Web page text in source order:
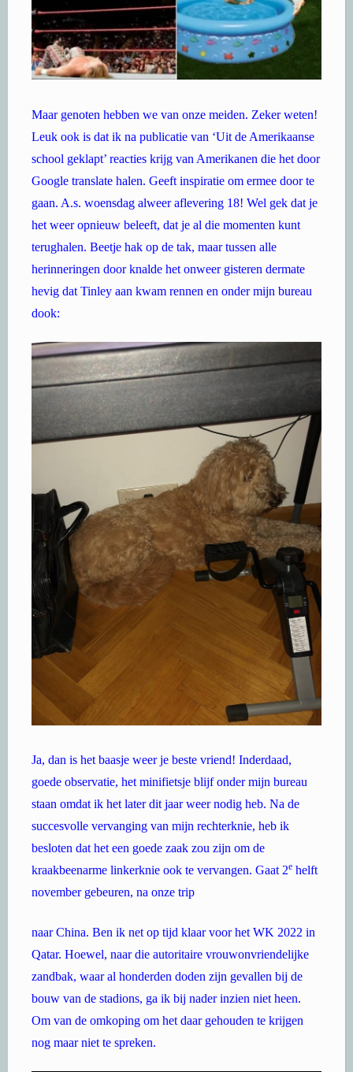
Maar genoten hebben we van onze meiden. Zeker weten!
Leuk ook is dat ik na publicatie van ‘Uit de Amerikaanse
school geklapt’ reacties krijg van Amerikanen die het door
Google translate halen. Geeft inspiratie om ermee door te
gaan. A.s. woensdag alweer aflevering 18! Wel gek dat je
het weer opnieuw beleeft, dat je al die momenten kunt
terughalen. Beetje hak op de tak, maar tussen alle
herinneringen door knalde het onweer gisteren dermate
hevig dat Tinley aan kwam rennen en onder mijn bureau
dook:
Ja, dan is het baasje weer je beste vriend! Inderdaad,
goede observatie, het minifietsje blijf onder mijn bureau
staan omdat ik het later dit jaar weer nodig heb. Na de
succesvolle vervanging van mijn rechterknie, heb ik
besloten dat het een goede zaak zou zijn om de
kraakbeenarme linkerknie ook te vervangen. Gaat 2e helft
november gebeuren, na onze trip
naar China. Ben ik net op tijd klaar voor het WK 2022 in
Qatar. Hoewel, naar die autoritaire vrouwonvriendelijke
zandbak, waar al honderden doden zijn gevallen bij de
bouw van de stadions, ga ik bij nader inzien niet heen.
Om van de omkoping om het daar gehouden te krijgen
nog maar niet te spreken.